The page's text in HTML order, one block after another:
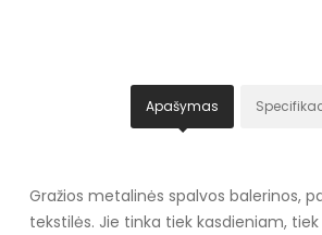
Apašymas
Gražios metalinės spalvos balerinos,
tekstilės. Jie tinka tiek kasdieniam,